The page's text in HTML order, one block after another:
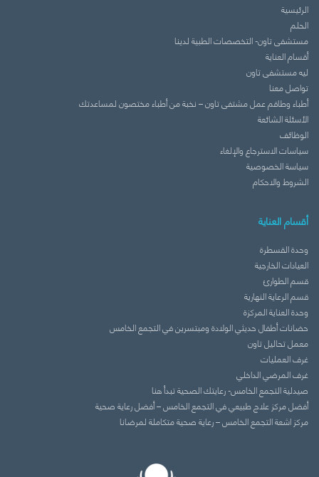
الرئيسية
الحلم
مستشفى تاون- التخصصات الطبية لدينا
أقسام العناية
ليه مستشفى تاون
تواصل معنا
أطباء وطاقم عمل مشتفى تاون – نخبة من أطباء مختصون لمساعدتك
الأسئلة الشائعة
الوظائف
سياسات الاسترجاع والإلغاء
سياسة الخصوصية
الشروط والاحكام
أقسام العناية
وحدة القسطرة
العيادات الخارجية
قسم الطوارئ
قسم الرعاية النهارية
وحدة العناية المركزة
حضانات أطفال حديثي الولادة ومبتسرين في التجمع الخامس
معمل تحاليل تاون
غرف العمليات
غرف المرضي الداخلي
صيدلية التجمع الخامس- رعايتك الصحية تبدأ هنا
أفضل مركز علاج طبيعي في التجمع الخامس – أفضل رعاية صحية
مركز اشعة التجمع الخامس – رعاية صحية متكاملة لمرضانا